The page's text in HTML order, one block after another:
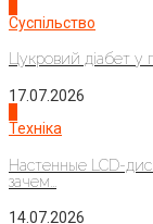
Суспільство
Цукровий діабет у
17.07.2026
Техніка
Настенные LCD-
зачем...
14.07.2026